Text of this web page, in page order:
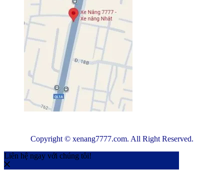
Copyright © xenang7777.com. All Right Reserved.
Liên hệ ngay với chúng tôi!